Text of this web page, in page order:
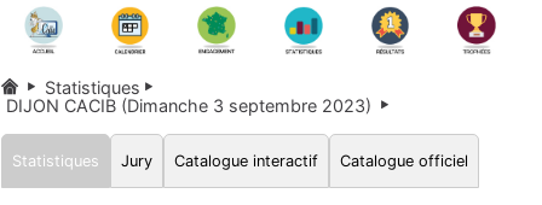
Statistiques
DIJON CACIB (Dimanche 3 septembre 2023)
Statistiques Jury Catalogue interactif Catalogue officiel